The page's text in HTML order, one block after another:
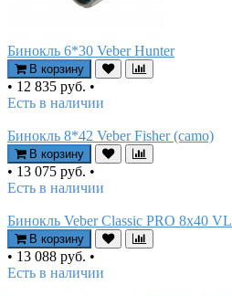
Бинокль 6*30 Veber Hunter
В корзину
• 12 835 руб. •
Есть в наличии
Бинокль 8*42 Veber Fisher (camo)
В корзину
• 13 075 руб. •
Есть в наличии
Бинокль Veber Classic PRO 8x40 VL
В корзину
• 13 088 руб. •
Есть в наличии